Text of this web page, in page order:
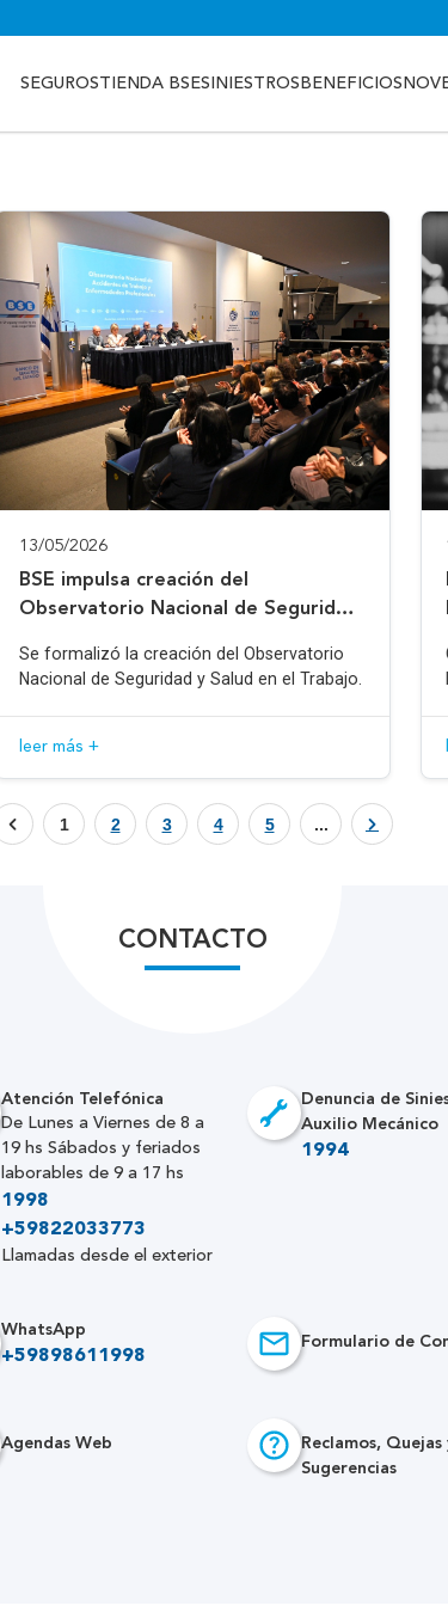
SEGUROSTIENDA BSESINIESTROS BENEFICIOS
13/05/2026
BSE impulsa creación del
Observatorio Nacional de Seguridad
Se formalizó la creación del Observatorio
Nacional de Seguridad y Salud en el Trabajo.
leer más +
1 2 3 4 5 ...
CONTACTO
Atención Telefónica
De Lunes a Viernes de 8 a
19 hs Sábados y feriados
laborables de 9 a 17 hs
1998
+59822033773
Llamadas desde el exterior
Denuncia de
Auxilio Mecánico
1994
WhatsApp
+59898611998
Formulario de
Agendas Web
Reclamos, Quejas
Sugerencias